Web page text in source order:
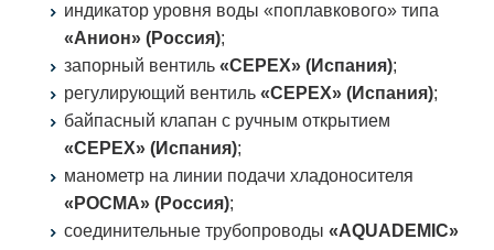
индикатор уровня воды «поплавкового» типа
«Анион» (Россия);
запорный вентиль «CEPEX» (Испания);
регулирующий вентиль «CEPEX» (Испания);
байпасный клапан с ручным открытием
«CEPEX» (Испания);
манометр на линии подачи хладоносителя
«РОСМА» (Россия);
соединительные трубопроводы «AQUADEMIC»